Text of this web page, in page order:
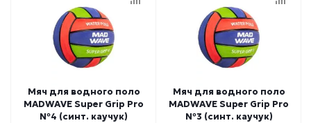
Мяч для водного поло
MADWAVE Super Grip Pro
№4 (синт. каучук)
Мяч для водного поло
MADWAVE Super Grip Pro
№3 (синт. каучук)